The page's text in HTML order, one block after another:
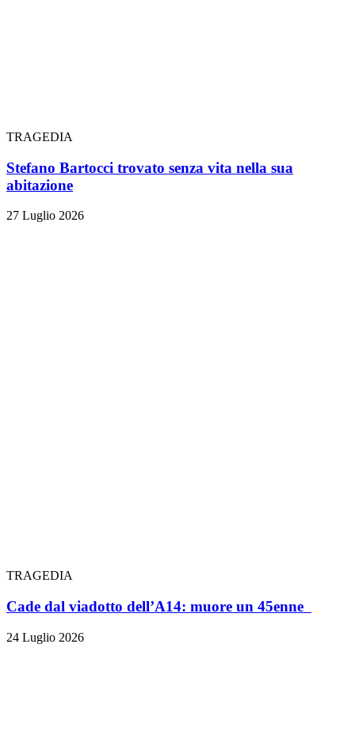
TRAGEDIA
Stefano Bartocci trovato senza vita nella sua
abitazione
27 Luglio 2026
TRAGEDIA
Cade dal viadotto dell’A14: muore un 45enne
24 Luglio 2026